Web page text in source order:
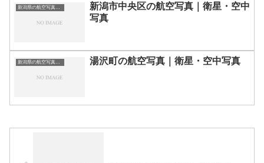
新潟県の航空写真・空中写真
新潟市中央区の航空写真｜衛星・空中
写真
新潟県の航空写真・空中写真 湯沢町の航空写真｜衛星・空中写真